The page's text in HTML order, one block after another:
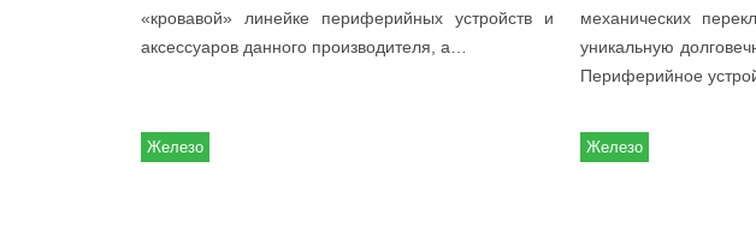
«кровавой» линейке периферийных устройств и
аксессуаров данного производителя, а…
механических
уникальную
Периферийное
Железо Железо